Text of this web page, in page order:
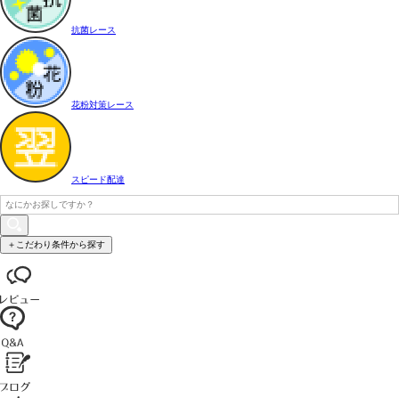
抗菌レース
花粉対策レース
スピード配達
＋こだわり条件から探す